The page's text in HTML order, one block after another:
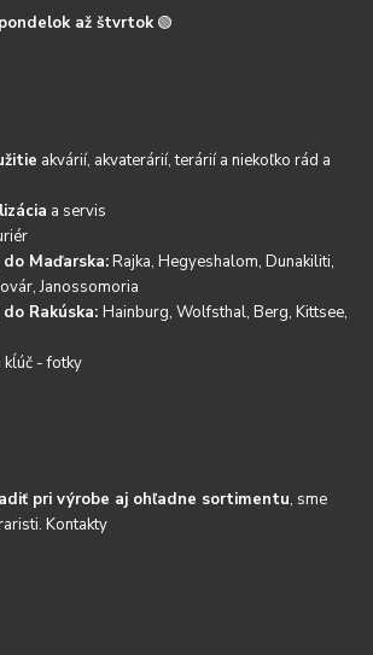
až štvrtok 🟢
akvárií, akvaterárií, terárií a niekoľko rád a
a servis
Maďarska:Rajka, Hegyeshalom, Dunakiliti,
Janossomoria
do Rakúska:Hainburg, Wolfsthal, Berg, Kittsee,
kĺúč - fotky
pri výrobe aj ohľadne sortimentu, sme
Kontakty